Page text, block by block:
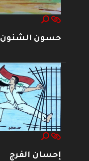
حسون الشنون
إحسان الفرج